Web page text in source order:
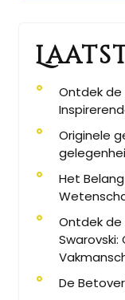
Ontdek de
Originele
Het
Ontdek de
De